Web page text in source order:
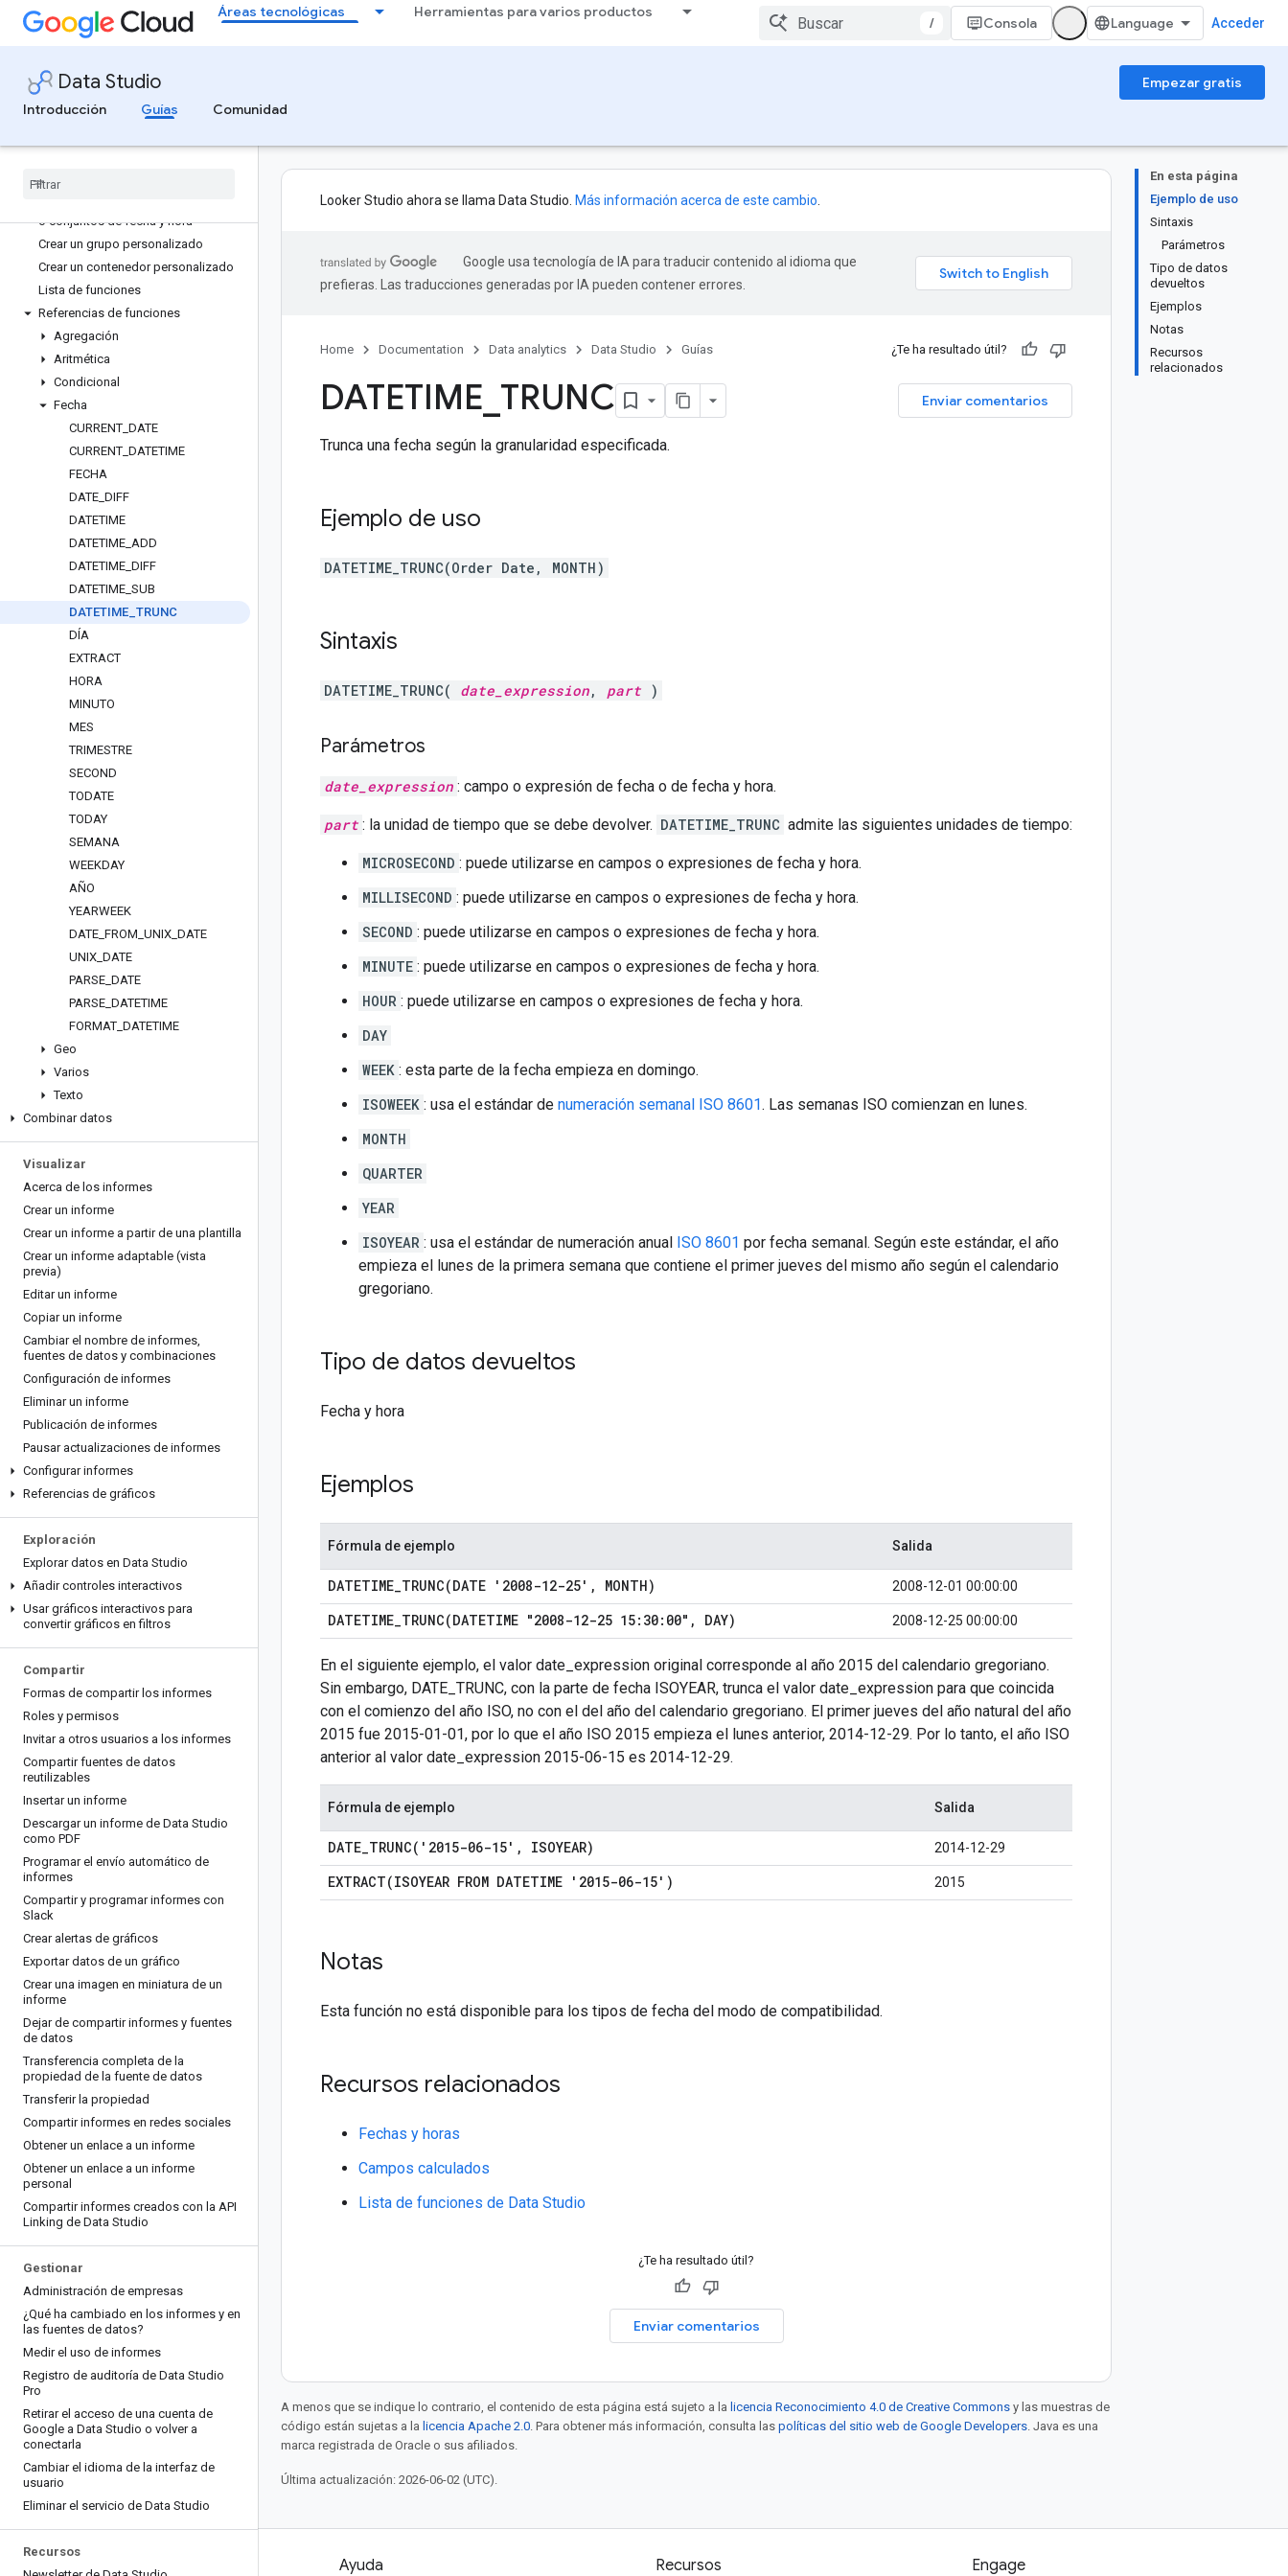
Áreas tecnológicas Herramientas para varios productos
/ Consola Acceder
Data Studio
Empezar gratis
Introducción
Guías Comunidad
Acerca de los campos calculados
Añadir y editar campos calculados y
Operadores
Studio
o conjuntos de fecha y hora
Crear un grupo personalizado
Crear un contenedor personalizado
Lista de funciones
Referencias de funciones
Agregación
Aritmética
Condicional
Fecha
CURRENT DATE
CURRENT DATETIME
FECHA
DATE DIFF
DATETIME
DATETIME ADD
DATETIME DIFF
DATETIME SUB
DATETIME TRUNC
DÍA
EXTRACT
HORA
MINUTO
MES
TRIMESTRE
SECOND
TODATE
TODAY
SEMANA
WEEKDAY
AÑO
YEARWEEK
DATE FROM UNIX DATE
UNIX DATE
PARSE DATE
PARSE DATETIME
FORMAT DATETIME
Geo
Varios
Texto
Combinar datos
Visualizar
Acerca de los informes
Crear un informe
Crear un informe a partir de una plantilla
Crear un informe adaptable (vista
previa)
Editar un informe
Copiar un informe
Cambiar el nombre de informes,
fuentes de datos y combinaciones
Configuración de informes
Eliminar un informe
Publicación de informes
Pausar actualizaciones de informes
Configurar informes
Referencias de gráficos
Exploración
Explorar datos en Data Studio
Añadir controles interactivos
Usar gráficos interactivos para
convertir gráficos en filtros
Compartir
Formas de compartir los informes
Roles y permisos
Invitar a otros usuarios a los informes
Compartir fuentes de datos
reutilizables
Insertar un informe
Descargar un informe de Data Studio
como PDF
Programar el envío automático de
informes
Compartir y programar informes con
Slack
Crear alertas de gráficos
Exportar datos de un gráfico
Crear una imagen en miniatura de un
informe
Dejar de compartir informes y fuentes
de datos
Transferencia completa de la
propiedad de la fuente de datos
Transferir la propiedad
Compartir informes en redes sociales
Obtener un enlace a un informe
Obtener un enlace a un informe
personal
Compartir informes creados con la API
Linking de Data Studio
Gestionar
Administración de empresas
¿Qué ha cambiado en los informes y en
las fuentes de datos?
Medir el uso de informes
Registro de auditoría de Data Studio
Pro
Retirar el acceso de una cuenta de
Google a Data Studio o volver a
conectarla
Cambiar el idioma de la interfaz de
usuario
Eliminar el servicio de Data Studio
Recursos
En esta página
Ejemplo de uso
Sintaxis
Parámetros
Tipo de datos
devueltos
Ejemplos
Notas
Recursos
relacionados
Looker Studio ahora se llama Data Studio. Más información acerca de este cambio
Google usa tecnología de IA para traducir contenido al idioma que
prefieras. Las traducciones generadas por IA pueden contener errores.
Home Documentation Data analytics Data Studio Guías ¿Te ha resultado útil?
Enviar comentarios
DATETIME TRUNC
Trunca una fecha según la granularidad especificada.
Ejemplo de uso
DATETIME_TRUNC(Order Date, MONTH)
Sintaxis
DATETIME_TRUNC( date_expression, part )
Parámetros
date_expression : campo o expresión de fecha o de fecha y hora.
part : la unidad de tiempo que se debe devolver. DATETIME_TRUNC admite las siguientes unidades de tiempo:
MICROSECOND : puede utilizarse en campos o expresiones de fecha y hora.
MILLISECOND : puede utilizarse en campos o expresiones de fecha y hora.
SECOND : puede utilizarse en campos o expresiones de fecha y hora.
MINUTE : puede utilizarse en campos o expresiones de fecha y hora.
HOUR : puede utilizarse en campos o expresiones de fecha y hora.
DAY
WEEK : esta parte de la fecha empieza en domingo.
ISOWEEK : usa el estándar de numeración semanal ISO 8601. Las semanas ISO comienzan en lunes.
MONTH
QUARTER
YEAR
ISOYEAR : usa el estándar de numeración anual ISO 8601 por fecha semanal. Según este estándar, el año
empieza el lunes de la primera semana que contiene el primer jueves del mismo año según el calendario
gregoriano.
Tipo de datos devueltos
Fecha y hora
Ejemplos
Fórmula de ejemplo Salida
DATETIME_TRUNC(DATE '2008-12-25' , MONTH) 2008-12-01 00:00:00
DATETIME_TRUNC(DATETIME "2008-12-25 15:30:00" , DAY) 2008-12-25 00:00:00
En el siguiente ejemplo, el valor date_expression original corresponde al año 2015 del calendario gregoriano.
Sin embargo, DATE_TRUNC, con la parte de fecha ISOYEAR, trunca el valor date_expression para que coincida
con el comienzo del año ISO, no con el del año del calendario gregoriano. El primer jueves del año natural del año
2015 fue 2015-01-01, por lo que el año ISO 2015 empieza el lunes anterior, 2014-12-29. Por lo tanto, el año ISO
anterior al valor date_expression 2015-06-15 es 2014-12-29.
Fórmula de ejemplo Salida
DATE_TRUNC( '2015-06-15' , ISOYEAR) 2014-12-29
EXTRACT(ISOYEAR FROM DATETIME '2015-06-15') 2015
Notas
Esta función no está disponible para los tipos de fecha del modo de compatibilidad.
Recursos relacionados
Fechas y horas
Campos calculados
Lista de funciones de Data Studio
¿Te ha resultado útil?
Enviar comentarios
A menos que se indique lo contrario, el contenido de esta página está sujeto a la licencia Reconocimiento 4.0 de Creative Commons y las muestras de
código están sujetas a la licencia Apache 2.0. Para obtener más información, consulta las políticas del sitio web de Google Developers. Java es una
marca registrada de Oracle o sus afiliados.
Última actualización: 2026-06-02 (UTC).
Productos y precios Ayuda Recursos Engage